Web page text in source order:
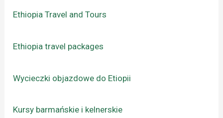
Ethiopia Travel and Tours
Ethiopia travel packages
Wycieczki objazdowe do Etiopii
Kursy barmańskie i kelnerskie